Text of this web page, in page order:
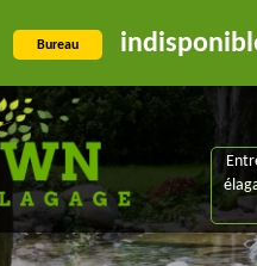
Bureau